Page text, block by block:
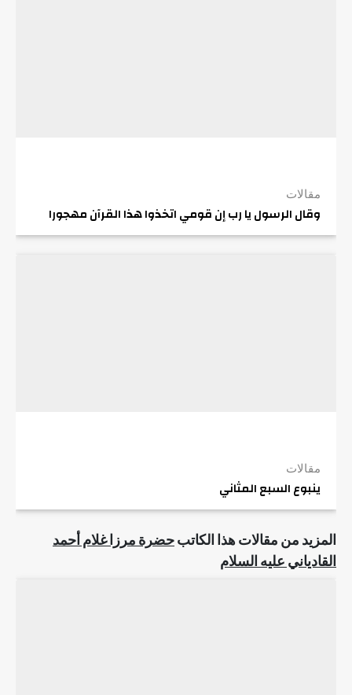
مقالات
وقال الرسول يا رب إن قومي اتخذوا هذا القرآن مهجورا
مقالات
ينبوع السبع المثاني
المزيد من مقالات هذا الكاتبحضرة مرزا غلام أحمد
القادياني عليه السلام